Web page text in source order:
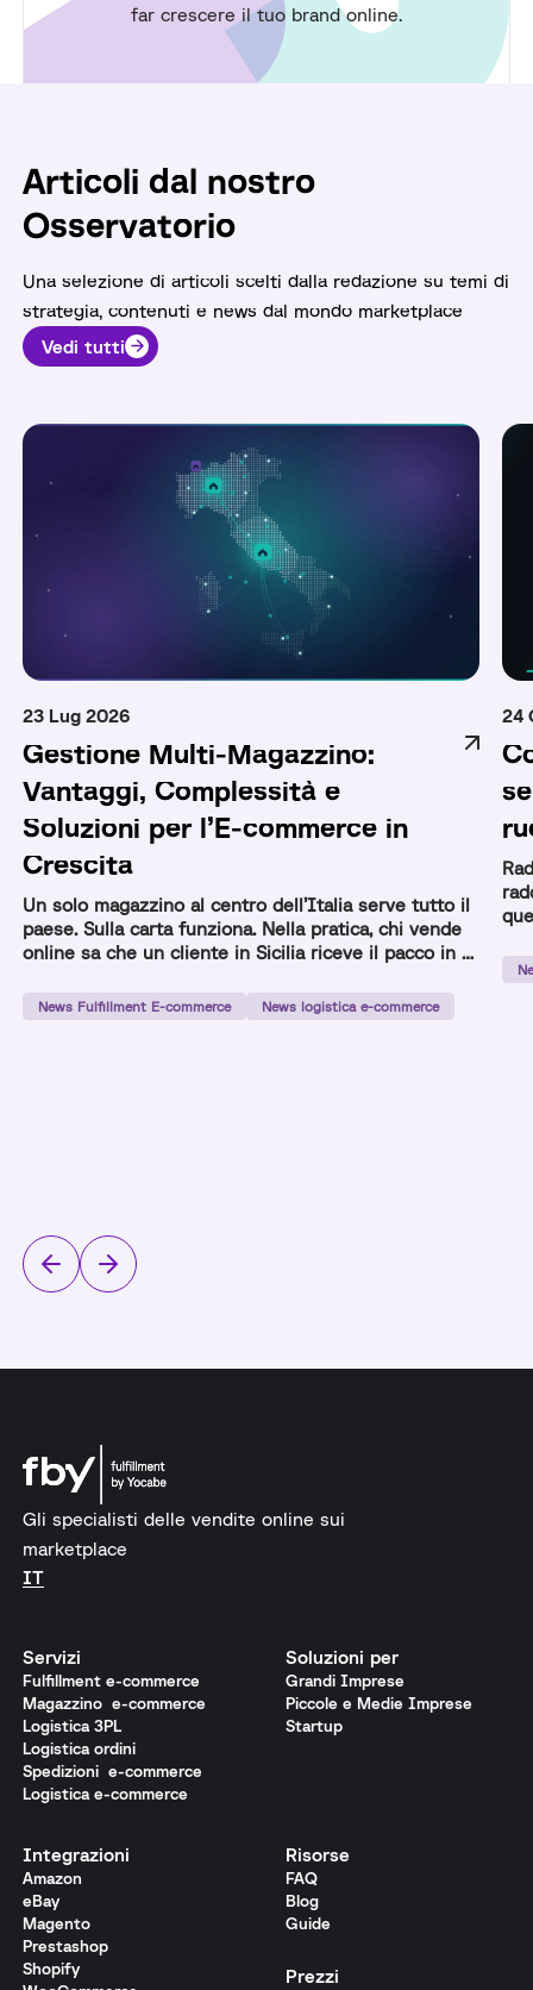
far crescere il tuo brand online.
Articoli dal nostro
Osservatorio
Una selezione di articoli scelti dalla redazione su temi di
strategia, contenuti e news dal mondo marketplace
Vedi tutti
23 Lug 2026
Gestione Multi-Magazzino:
Vantaggi, Complessità e
Soluzioni per l’E-commerce in
Crescita
Un solo magazzino al centro dell’Italia serve tutto il
paese. Sulla carta funziona. Nella pratica, chi vende
online sa che un cliente in Sicilia riceve il pacco in 3
prodotto e lo stesso corriere. La gestione multi-
magazzino nasce per risolvere questo squilibrio:
News Fulfillment E-commerce News logistica e-commerce
24
Gli specialisti delle vendite online sui
marketplace
IT
Servizi
Fulfillment e-commerce
Magazzino e-commerce
Logistica 3PL
Logistica ordini
Spedizioni e-commerce
Logistica e-commerce
Soluzioni per
Grandi Imprese
Piccole e Medie Imprese
Startup
Integrazioni
Amazon
eBay
Magento
Prestashop
Shopify
Risorse
FAQ
Blog
Guide
Prezzi